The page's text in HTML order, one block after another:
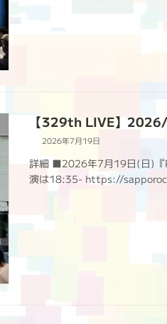
【329th LIVE】
2026年7月19日
詳細 ■2026年7月19日(日)『
演は18:35- https://